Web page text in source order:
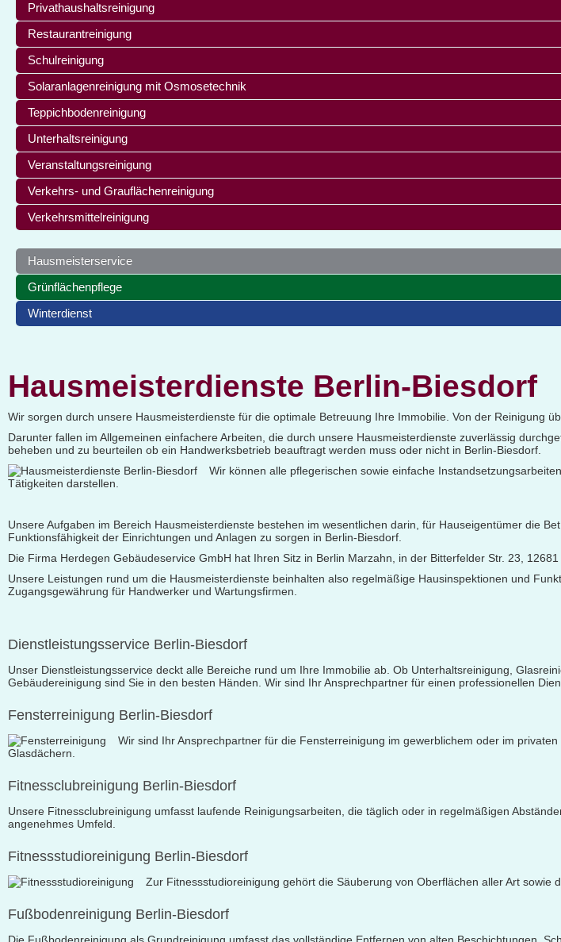
Privathaushaltsreinigung
Restaurantreinigung
Schulreinigung
Solaranlagenreinigung mit Osmosetechnik
Teppichbodenreinigung
Unterhaltsreinigung
Veranstaltungsreinigung
Verkehrs- und Grauflächenreinigung
Verkehrsmittelreinigung
Hausmeisterservice
Grünflächenpflege
Winterdienst
Hausmeisterdienste Berlin-Biesdorf
Wir sorgen durch unsere Hausmeisterdienste für die optimale Betreuung Ihre Immobilie. Von der Reinigung
Darunter fallen im Allgemeinen einfachere Arbeiten, die durch unsere Hausmeisterdienste zuverlässig
beheben und zu beurteilen ob ein Handwerksbetrieb beauftragt werden muss oder nicht in Berlin-Biesdorf.
Wir können alle pflegerischen sowie einfache
Tätigkeiten darstellen.
Unsere Aufgaben im Bereich Hausmeisterdienste bestehen im wesentlichen darin, für Hauseigentümer die
Funktionsfähigkeit der Einrichtungen und Anlagen zu sorgen in Berlin-Biesdorf.
Die Firma Herdegen Gebäudeservice GmbH hat Ihren Sitz in Berlin Marzahn, in der Bitterfelder Str. 23, 12681
Unsere Leistungen rund um die Hausmeisterdienste beinhalten also regelmäßige Hausinspektionen und
Zugangsgewährung für Handwerker und Wartungsfirmen.
Dienstleistungsservice Berlin-Biesdorf
Unser Dienstleistungsservice deckt alle Bereiche rund um Ihre Immobilie ab. Ob Unterhaltsreinigung,
Gebäudereinigung sind Sie in den besten Händen. Wir sind Ihr Ansprechpartner für einen professionellen
Fensterreinigung Berlin-Biesdorf
Wir sind Ihr Ansprechpartner für die Fensterreinigung im gewerblichem oder im
Glasdächern.
Fitnessclubreinigung Berlin-Biesdorf
Unsere Fitnessclubreinigung umfasst laufende Reinigungsarbeiten, die täglich oder in regelmäßigen
angenehmes Umfeld.
Fitnessstudioreinigung Berlin-Biesdorf
Zur Fitnessstudioreinigung gehört die Säuberung von Oberflächen aller Art
Fußbodenreinigung Berlin-Biesdorf